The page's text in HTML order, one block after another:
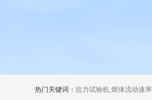
热门关键词： 拉力试验机,熔体流动速率测试仪,摆锤